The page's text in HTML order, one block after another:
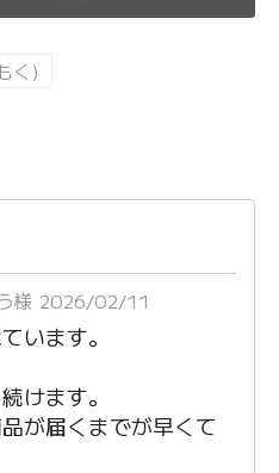
く)
様 2026/02/11
います。
けます。
が届くまでが早くて